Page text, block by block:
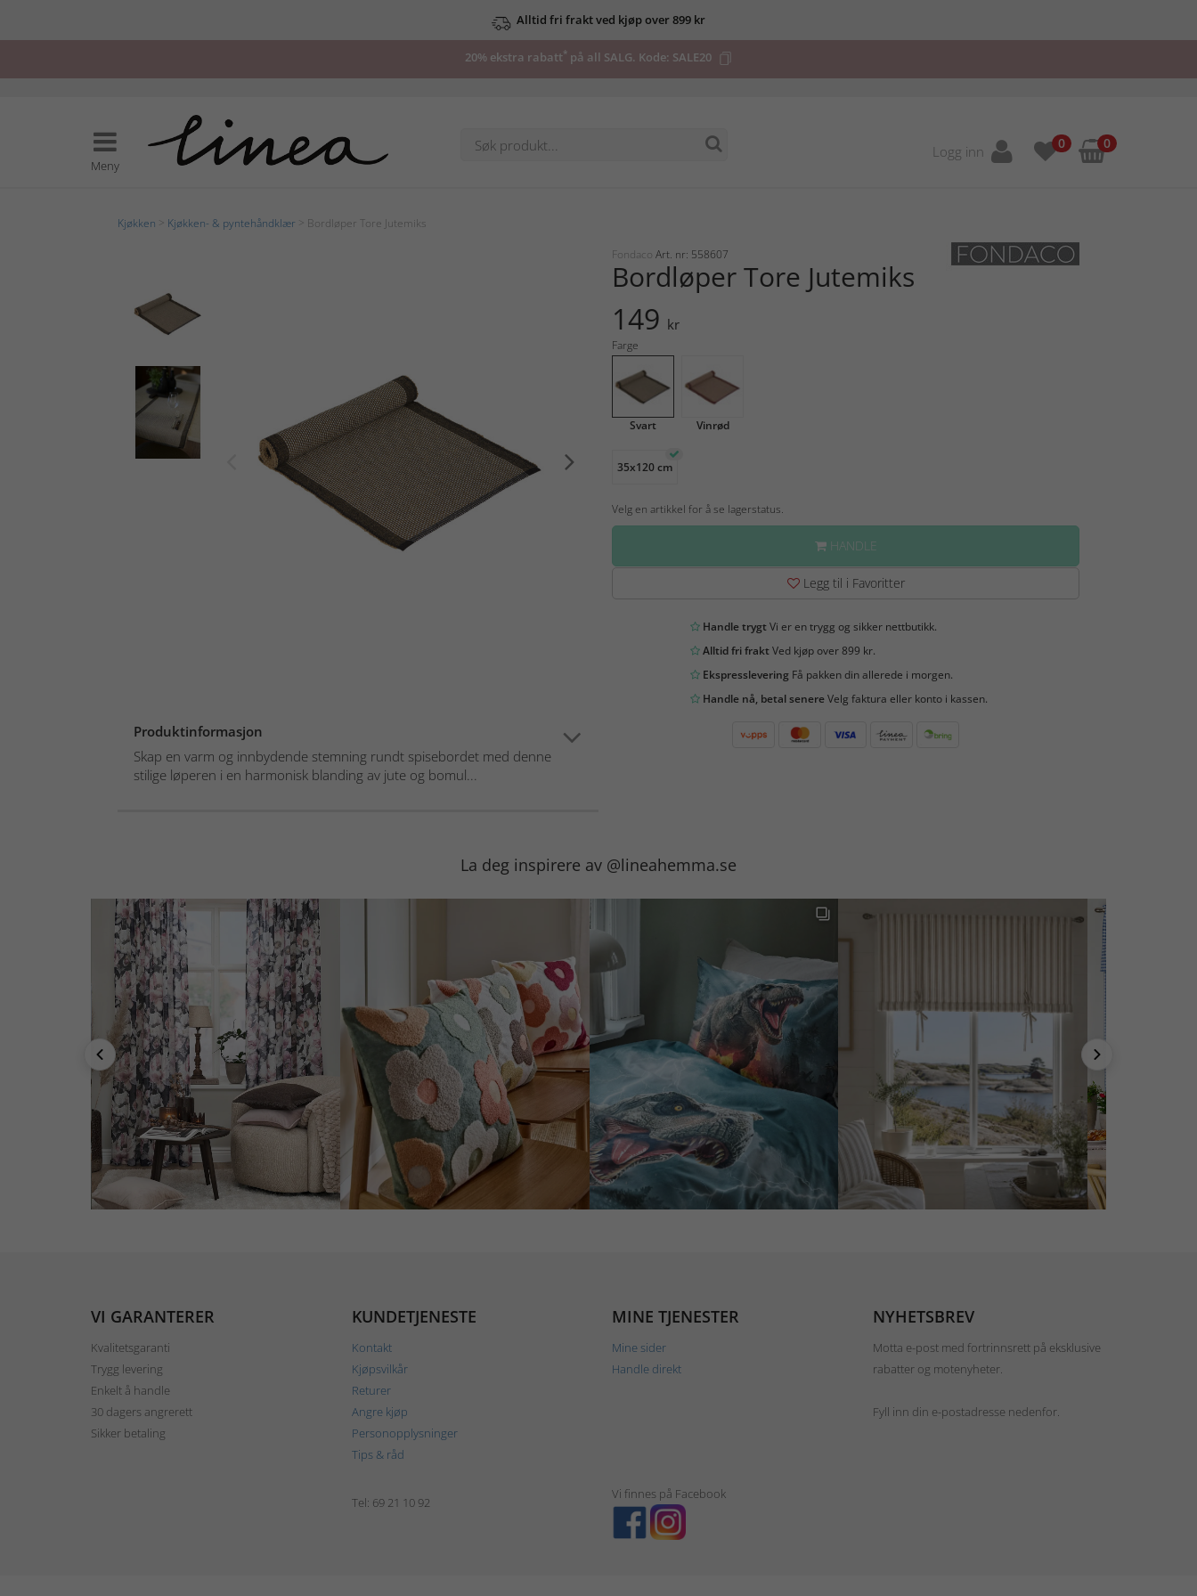
Alltid fri frakt ved kjøp over 899 kr
20% ekstra rabatt* på all SALG. Kode: SALE20
Meny
Logg inn 0 0
Kjøkken Kjøkken- & pyntehåndklær > Bordløper Tore Jutemiks
Produktinformasjon
Skap en varm og innbydende stemning rundt spisebordet med denne
stilige løperen i en harmonisk blanding av jute og bomul...
Fondaco Art. nr: 558607
Bordløper Tore Jutemiks
149 kr
Farge
Svart Vinrød
35x120 cm
Velg en artikkel for å se lagerstatus.
HANDLE
Legg til i Favoritter
Handle trygtVi er en trygg og sikker nettbutikk.
Alltid fri fraktVed kjøp over 899 kr.
EkspressleveringFå pakken din allerede i morgen.
Handle nå, betal senereVelg faktura eller konto i kassen.
La deg inspirere av @lineahemma.se
VI GARANTERER
Kvalitetsgaranti
Trygg levering
Enkelt å handle
30 dagers angrerett
Sikker betaling
KUNDETJENESTE
Kontakt
Kjøpsvilkår
Returer
Angre kjøp
Personopplysninger
Tips & råd
MINE TJENESTER
Mine sider
Handle direkt
NYHETSBREV
Motta e-post med fortrinnsrett på eksklusive
rabatter og motenyheter.
Fyll inn din e-postadresse nedenfor.
Tel: 69 21 10 92
Vi finnes på Facebook